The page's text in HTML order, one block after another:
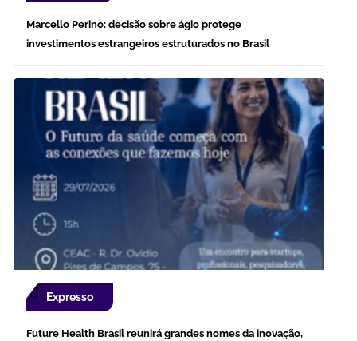
Marcello Perino: decisão sobre ágio protege
investimentos estrangeiros estruturados no Brasil
Expresso
Future Health Brasil reunirá grandes nomes da inovação,